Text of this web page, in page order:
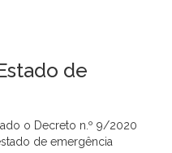
de
o Decreto n.º 9/2020
de emergência